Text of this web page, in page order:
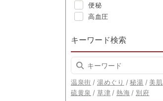
便秘
高血圧
キーワード検索
温泉街 湯めぐり 秘湯 美肌
硫黄泉
草津 熱海 別府